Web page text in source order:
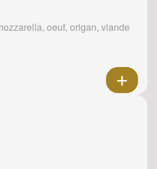
oeuf, origan, viande